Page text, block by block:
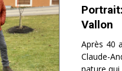
Vallon
Après 40
Claude-
nature qui